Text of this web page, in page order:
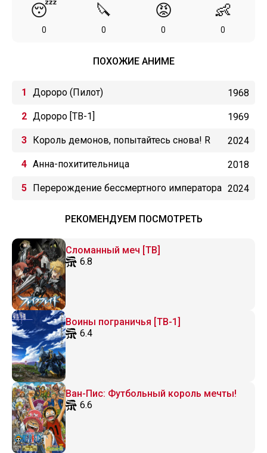
😴
0
🔪
0
😡
0
👶
0
ПОХОЖИЕ АНИМЕ
Дороро (Пилот) 1968
Дороро [ТВ-1] 1969
Король демонов, попытайтесь снова! R 2024
Анна-похитительница 2018
Перерождение бессмертного императора 2024
РЕКОМЕНДУЕМ ПОСМОТРЕТЬ
Сломанный меч [ТВ]
6.8
Воины пограничья [ТВ-1]
6.4
Ван-Пис: Футбольный король мечты!
6.6